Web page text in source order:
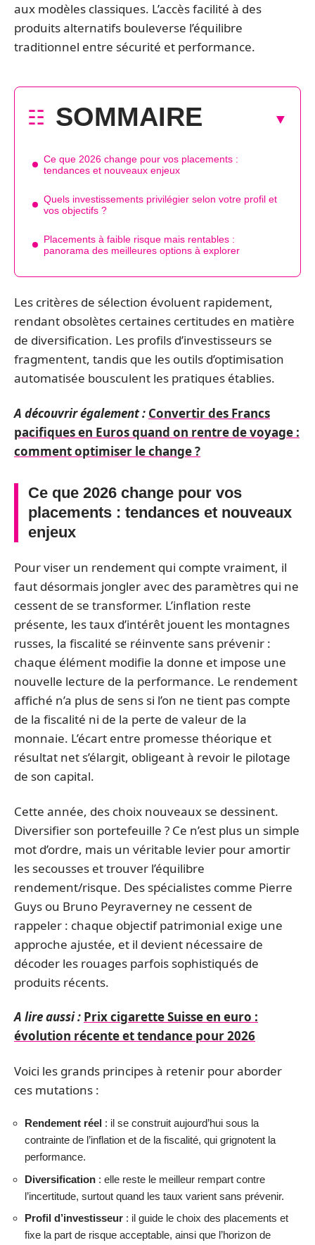
aux modèles classiques. L’accès facilité à des
produits alternatifs bouleverse l’équilibre
traditionnel entre sécurité et performance.
SOMMAIRE
Ce que 2026 change pour vos placements :
tendances et nouveaux enjeux
Quels investissements privilégier selon votre profil et
vos objectifs ?
Placements à faible risque mais rentables :
panorama des meilleures options à explorer
Les critères de sélection évoluent rapidement,
rendant obsolètes certaines certitudes en matière
de diversification. Les profils d’investisseurs se
fragmentent, tandis que les outils d’optimisation
automatisée bousculent les pratiques établies.
A découvrir également : Convertir des Francs
pacifiques en Euros quand on rentre de voyage :
comment optimiser le change ?
Ce que 2026 change pour vos
placements : tendances et nouveaux
enjeux
Pour viser un rendement qui compte vraiment, il
faut désormais jongler avec des paramètres qui ne
cessent de se transformer. L’inflation reste
présente, les taux d’intérêt jouent les montagnes
russes, la fiscalité se réinvente sans prévenir :
chaque élément modifie la donne et impose une
nouvelle lecture de la performance. Le rendement
affiché n’a plus de sens si l’on ne tient pas compte
de la fiscalité ni de la perte de valeur de la
monnaie. L’écart entre promesse théorique et
résultat net s’élargit, obligeant à revoir le pilotage
de son capital.
Cette année, des choix nouveaux se dessinent.
Diversifier son portefeuille ? Ce n’est plus un simple
mot d’ordre, mais un véritable levier pour amortir
les secousses et trouver l’équilibre
rendement/risque. Des spécialistes comme Pierre
Guys ou Bruno Peyraverney ne cessent de
rappeler : chaque objectif patrimonial exige une
approche ajustée, et il devient nécessaire de
décoder les rouages parfois sophistiqués de
produits récents.
A lire aussi : Prix cigarette Suisse en euro :
évolution récente et tendance pour 2026
Voici les grands principes à retenir pour aborder
ces mutations :
Rendement réel : il se construit aujourd’hui sous la
contrainte de l’inflation et de la fiscalité, qui grignotent la
performance.
Diversification : elle reste le meilleur rempart contre
l’incertitude, surtout quand les taux varient sans prévenir.
Profil d’investisseur : il guide le choix des placements et
fixe la part de risque acceptable, ainsi que l’horizon de